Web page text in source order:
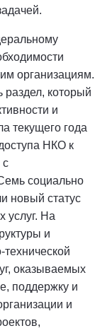
организациям.
который
и
текущего года
НКО к
с
социально
новый статус
услуг. На
и
оказываемых
поддержку и
и